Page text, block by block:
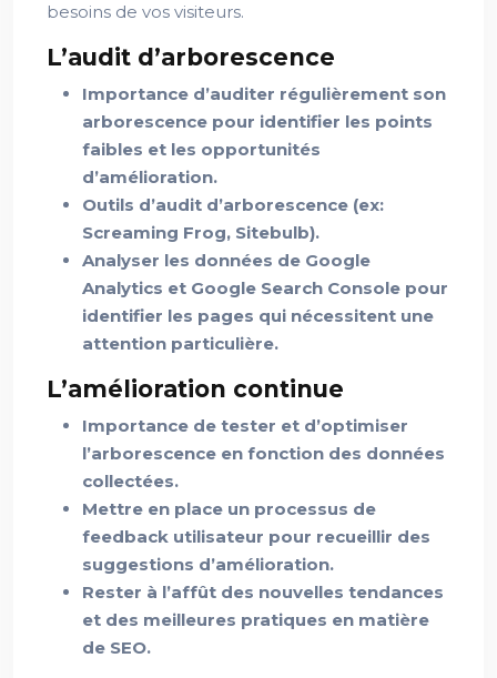
besoins de vos visiteurs.
L’audit d’arborescence
Importance d’auditer régulièrement son
arborescence pour identifier les points
faibles et les opportunités
d’amélioration.
Outils d’audit d’arborescence (ex:
Screaming Frog, Sitebulb).
Analyser les données de Google
Analytics et Google Search Console pour
identifier les pages qui nécessitent une
attention particulière.
L’amélioration continue
Importance de tester et d’optimiser
l’arborescence en fonction des données
collectées.
Mettre en place un processus de
feedback utilisateur pour recueillir des
suggestions d’amélioration.
Rester à l’affût des nouvelles tendances
et des meilleures pratiques en matière
de SEO.